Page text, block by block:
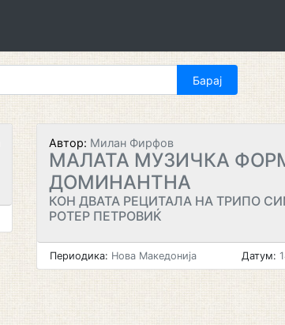
Автор: Милан Фирфов
МАЛАТА МУЗИЧКА
ДОМИНАНТНА
КОН ДВАТА РЕЦИТАЛА НА ТРИПО
РОТЕР ПЕТРОВИЌ
Периодика: Нова Македонија Датум: